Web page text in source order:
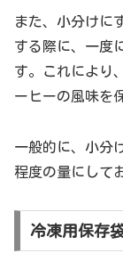
また、小分けに
する際に、一度
す。これにより
ーヒーの風味を
一般的に、小分
程度の量にして
冷凍用保存